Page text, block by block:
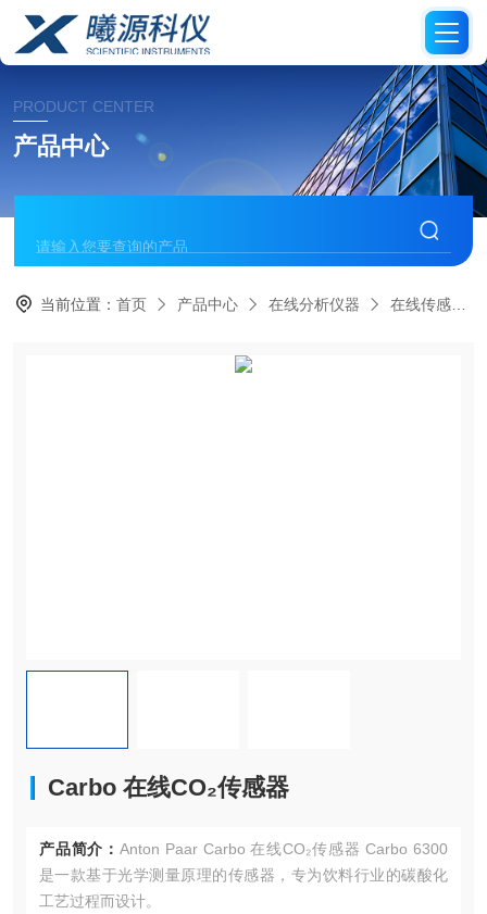
PRODUCT CENTER
产品中心
当前位置：首页 产品中心 在线分析仪器 在线传感器
Carbo 在线CO₂传感器
产品简介： Anton Paar Carbo 在线CO₂传感器 Carbo 6300
是一款基于光学测量原理的传感器，专为饮料行业的碳酸化
工艺过程而设计。